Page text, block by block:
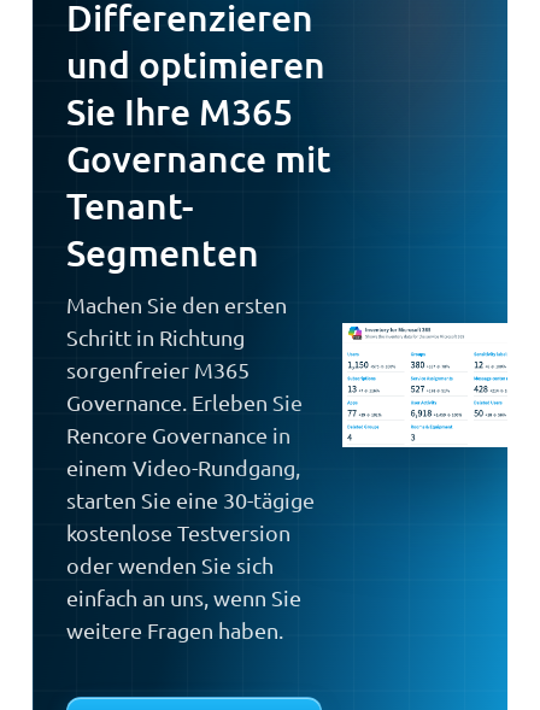
Differenzieren
und optimieren
Sie Ihre M365
Governance mit
Tenant-
Segmenten
Machen Sie den ersten
Schritt in Richtung
sorgenfreier M365
Governance. Erleben Sie
Rencore Governance in
einem Video-Rundgang,
starten Sie eine 30-tägige
kostenlose Testversion
oder wenden Sie sich
einfach an uns, wenn Sie
weitere Fragen haben.